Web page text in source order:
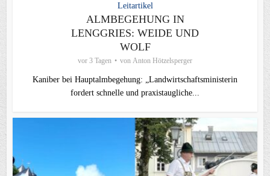
Leitartikel
ALMBEGEHUNG IN
LENGGRIES: WEIDE UND
WOLF
vor 3 Tagen von Anton Hötzelsperger
Kaniber bei Hauptalmbegehung: „Landwirtschaftsministerin
fordert schnelle und praxistaugliche...